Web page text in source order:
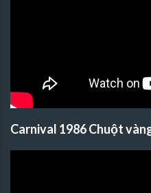
Carnival 1986 Chuột